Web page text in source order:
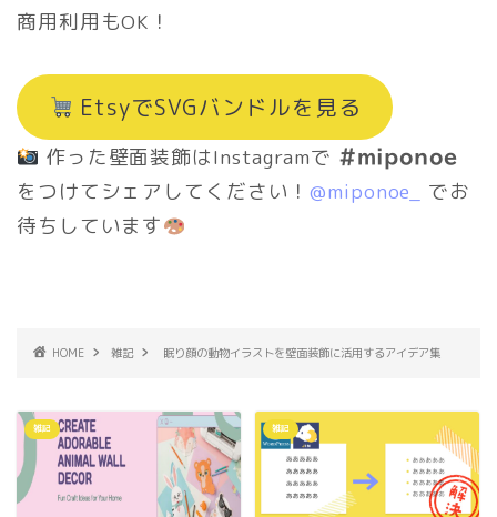
商用利用もOK！
EtsyでSVGバンドルを見る
作った壁面装飾はInstagramで #miponoe
をつけてシェアしてください！@miponoe_
でお
待ちしています
HOME 雑記 眠り顔の動物イラストを壁面装飾に活用するアイデア集
雑記 雑記